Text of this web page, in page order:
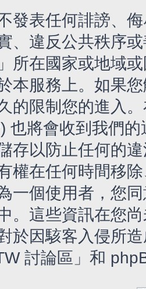
發表任何誹謗、
、違反公共秩序
所在國家或地域
本服務上。如果
的限制您的進入
也將會收到我們
存以防止任何的
權在任何時間移
一個使用者，您
。這些資訊在您
於因駭客入侵所
討論區」和